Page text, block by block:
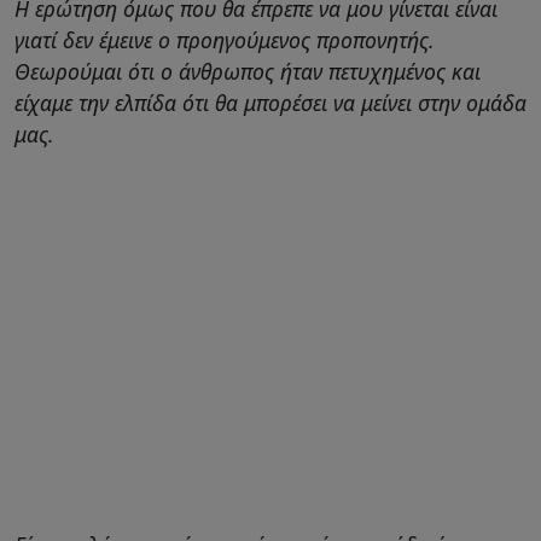
Η ερώτηση όμως που θα έπρεπε να μου γίνεται είναι
γιατί δεν έμεινε ο προηγούμενος προπονητής.
Θεωρούμαι ότι ο άνθρωπος ήταν πετυχημένος και
είχαμε την ελπίδα ότι θα μπορέσει να μείνει στην ομάδα
μας.